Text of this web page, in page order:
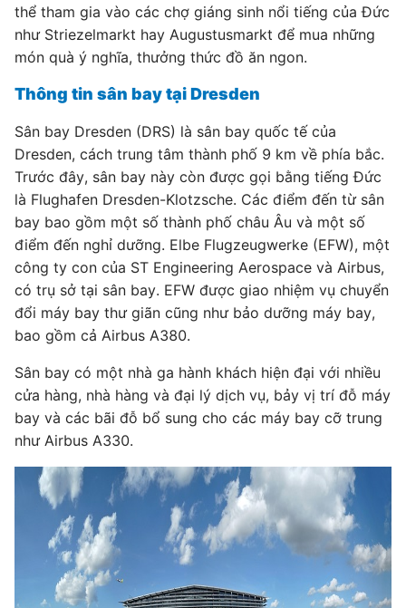
thể tham gia vào các chợ giáng sinh nổi tiếng của Đức
như Striezelmarkt hay Augustusmarkt để mua những
món quà ý nghĩa, thưởng thức đồ ăn ngon.
Thông tin sân bay tại Dresden
Sân bay Dresden (DRS) là sân bay quốc tế của
Dresden, cách trung tâm thành phố 9 km về phía bắc.
Trước đây, sân bay này còn được gọi bằng tiếng Đức
là Flughafen Dresden-Klotzsche. Các điểm đến từ sân
bay bao gồm một số thành phố châu Âu và một số
điểm đến nghỉ dưỡng. Elbe Flugzeugwerke (EFW), một
công ty con của ST Engineering Aerospace và Airbus,
có trụ sở tại sân bay. EFW được giao nhiệm vụ chuyển
đổi máy bay thư giãn cũng như bảo dưỡng máy bay,
bao gồm cả Airbus A380.
Sân bay có một nhà ga hành khách hiện đại với nhiều
cửa hàng, nhà hàng và đại lý dịch vụ, bảy vị trí đỗ máy
bay và các bãi đỗ bổ sung cho các máy bay cỡ trung
như Airbus A330.